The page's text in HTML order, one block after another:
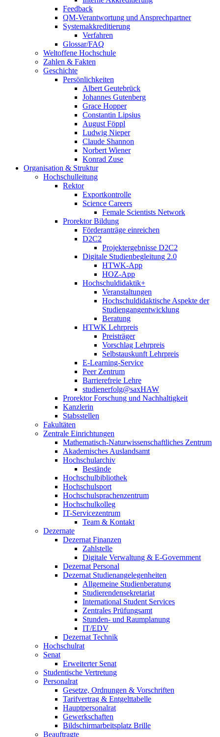
Feedback
QM-Verantwortung und Ansprechpartner
Systemakkreditierung
Verfahren
Glossar/FAQ
Weltoffene Hochschule
Zahlen & Fakten
Geschichte
Persönlichkeiten
Albert Geutebrück
Johannes Gutenberg
Grace Hopper
Constantin Lipsius
August Föppl
Ludwig Nieper
Claude Shannon
Norbert Wiener
Konrad Zuse
Organisation & Struktur
Hochschulleitung
Rektor
Exportkontrolle
Science Careers
Female Scientists Network
Prorektor Bildung
Förderanträge einreichen
D2C2
Projektergebnisse D2C2
Digitale Studienbegleitung 2.0
HTWK-App
HOZ-App
Hochschuldidaktik+
Veranstaltungen
Hochschuldidaktische Aspekte der
Studiengangentwicklung
Beratung
HTWK Lehrpreis
Preisträger
Vorschlag Lehrpreis
Selbstauskunft Lehrpreis
E-Learning-Service
Peer Zentrum
Barrierefreie Lehre
studienerfolg@saxHAW
Prorektor Forschung und Nachhaltigkeit
Kanzlerin
Stabsstellen
Fakultäten
Zentrale Einrichtungen
Mathematisch-Naturwissenschaftliches Zentrum
Akademisches Auslandsamt
Hochschularchiv
Bestände
Hochschulbibliothek
Hochschulsport
Hochschulsprachenzentrum
Hochschulkolleg
IT-Servicezentrum
Team & Kontakt
Dezernate
Dezernat Finanzen
Zahlstelle
Digitale Verwaltung & E-Government
Dezernat Personal
Dezernat Studienangelegenheiten
Allgemeine Studienberatung
Studierendensekretariat
International Student Services
Zentrales Prüfungsamt
Stunden- und Raumplanung
IT/EDV
Dezernat Technik
Hochschulrat
Senat
Erweiterter Senat
Studentische Vertretung
Personalrat
Gesetze, Ordnungen & Vorschriften
Tarifvertrag & Entgelttabelle
Hauptpersonalrat
Gewerkschaften
Bildschirmarbeitsplatz Brille
Beauftragte